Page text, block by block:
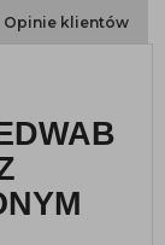
Opinie klientów